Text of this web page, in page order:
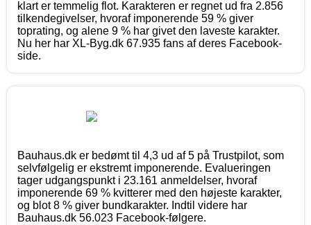
klart er temmelig flot. Karakteren er regnet ud fra 2.856
tilkendegivelser, hvoraf imponerende 59 % giver
toprating, og alene 9 % har givet den laveste karakter.
Nu her har XL-Byg.dk 67.935 fans af deres Facebook-
side.
Bauhaus.dk er bedømt til 4,3 ud af 5 på Trustpilot, som
selvfølgelig er ekstremt imponerende. Evalueringen
tager udgangspunkt i 23.161 anmeldelser, hvoraf
imponerende 69 % kvitterer med den højeste karakter,
og blot 8 % giver bundkarakter. Indtil videre har
Bauhaus.dk 56.023 Facebook-følgere.